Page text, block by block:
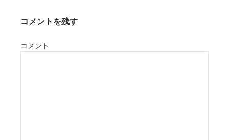
コメントを残す
コメント